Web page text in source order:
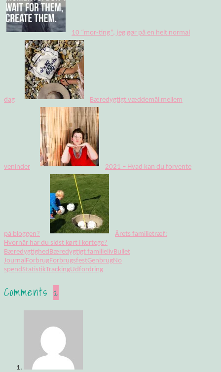
10 “mor-ting”, jeg gør på en helt normal
dag Bæredygtigt væddemål mellem
veninder 2021 – Hvad kan du forvente
på bloggen?
Årets familietræf:
Hvornår har du sidst kørt i kortege?
Bæredygtighed Bæredygtigt familielivBullet
Journal ForbrugForbrugsfestGenbrugNo
spend StatistikTrackingUdfordring
Comments 2